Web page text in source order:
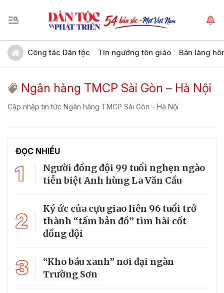
Công tác Dân tộc Tín ngưỡng tôn giáo Bản làng
Ngân hàng TMCP Sài Gòn – Hà Nội
Cập nhập tin tức Ngân hàng TMCP Sài Gòn – Hà Nội
ĐỌC NHIỀU
1
Người đồng đội 99 tuổi nghẹn ngào
tiễn biệt Anh hùng La Văn Cầu
2
Ký ức của cựu giao liên 96 tuổi trở
thành “tấm bản đồ” tìm hài cốt
đồng đội
3
“Kho báu xanh” nơi đại ngàn
Trường Sơn